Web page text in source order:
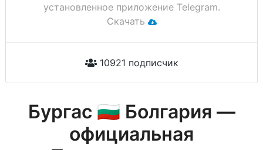
установленное приложение Telegram.
Скачать
10921 подписчик
Бургас 🇧🇬 Болгария —
официальная